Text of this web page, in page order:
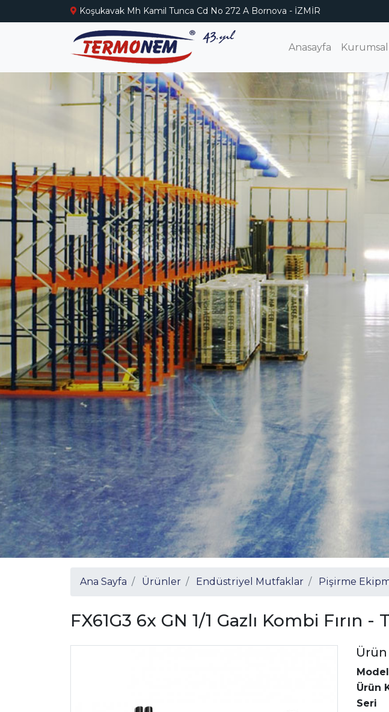
Koşukavak Mh Kamil Tunca Cd No 272 A Bornova - İZMİR
Anasayfa Kurumsal
Ana Sayfa Ürünler Endüstriyel Mutfaklar Pişirme
FX61G3 6x GN 1/1 Gazlı Kombi Fırın -
Ürün
Model
Ürün
Seri